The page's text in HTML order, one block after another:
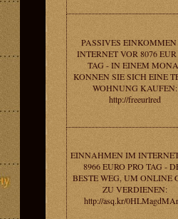
PASSIVES
INTERNET VOR 8076
TAG - IN EINEM
KONNEN SIE SICH EINE
WOHNUNG KAUFEN:
http://freeurlred
EINNAHMEN IM
8966 EURO PRO TAG -
BESTE WEG, UM ONLINE
ZU VERDIENEN:
http://asq.kr/